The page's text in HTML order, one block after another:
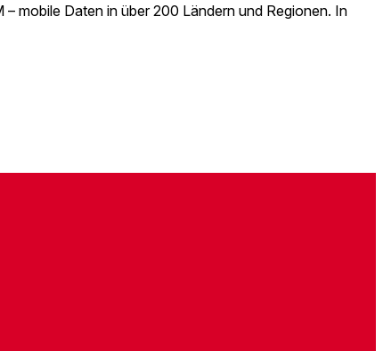
mobile Daten in über 200 Ländern und Regionen. In